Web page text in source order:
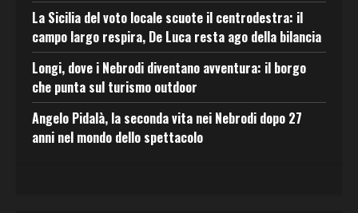
La Sicilia del voto locale scuote il centrodestra: il
campo largo respira, De Luca resta ago della bilancia
Longi, dove i Nebrodi diventano avventura: il borgo
che punta sul turismo outdoor
Angelo Pidalà, la seconda vita nei Nebrodi dopo 27
anni nel mondo dello spettacolo